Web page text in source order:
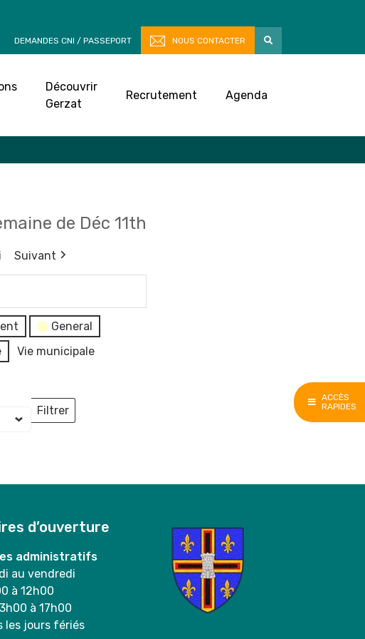
ACCÈS
RAPIDES
DEMANDES CNI / PASSEPORT NOUS CONTACTER
Découvrir
Gerzat
Recrutement Agenda
de Déc 11th
Suivant
General
Vie municipale
Filtrer
Lieux
d’ouverture
administratifs
au vendredi
à 12h00
à 17h00
les jours fériés